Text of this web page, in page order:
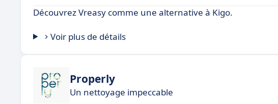
Découvrez Vreasy comme une alternative à Kigo.
Voir plus de détails
Properly
Un nettoyage impeccable